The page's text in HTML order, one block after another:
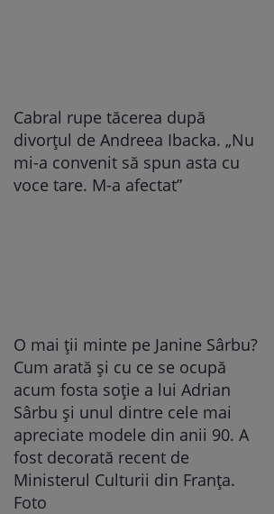
Cabral rupe tăcerea după
divorțul de Andreea Ibacka. „Nu
mi-a convenit să spun asta cu
voce tare. M-a afectat”
O mai ții minte pe Janine Sârbu?
Cum arată și cu ce se ocupă
acum fosta soție a lui Adrian
Sârbu și unul dintre cele mai
apreciate modele din anii 90. A
fost decorată recent de
Ministerul Culturii din Franța.
Foto